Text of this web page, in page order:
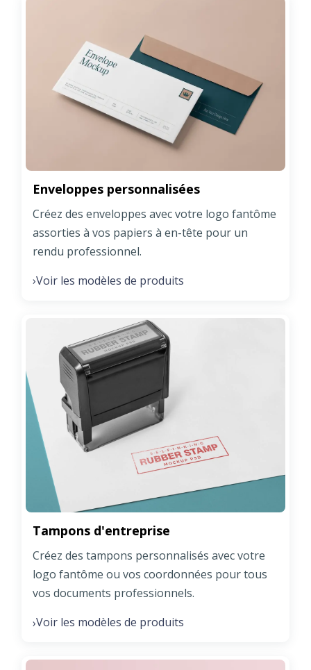
Enveloppes personnalisées
Créez des enveloppes avec votre logo fantôme
assorties à vos papiers à en-tête pour un
rendu professionnel.
›Voir les modèles de produits
Tampons d'entreprise
Créez des tampons personnalisés avec votre
logo fantôme ou vos coordonnées pour tous
vos documents professionnels.
›Voir les modèles de produits